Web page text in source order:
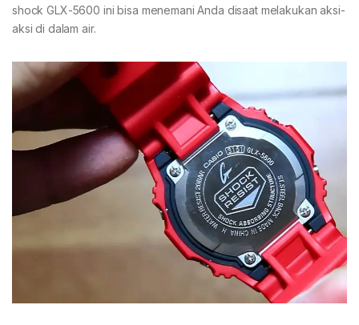
shock GLX-5600 ini bisa menemani Anda disaat melakukan aksi-
aksi di dalam air.